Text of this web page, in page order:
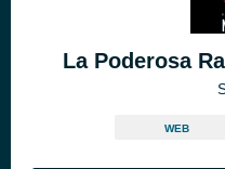
La Poderosa
WEB